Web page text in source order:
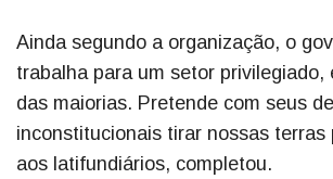
Ainda segundo a organização, o
trabalha para um setor privilegiado,
das maiorias. Pretende com seus
inconstitucionais tirar nossas terras
aos latifundiários, completou.